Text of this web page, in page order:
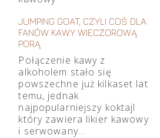
JUMPING GOAT, CZYLI COŚ DLA
FANÓW KAWY WIECZOROWĄ
PORĄ
Połączenie kawy z
alkoholem stało się
powszechne już kilkaset lat
temu, jednak
najpopularniejszy koktajl
który zawiera likier kawowy
i serwowany…